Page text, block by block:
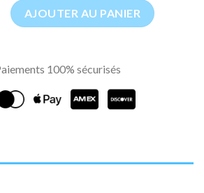
Lit Fille
AJOUTER AU PANIER
100% sécurisés